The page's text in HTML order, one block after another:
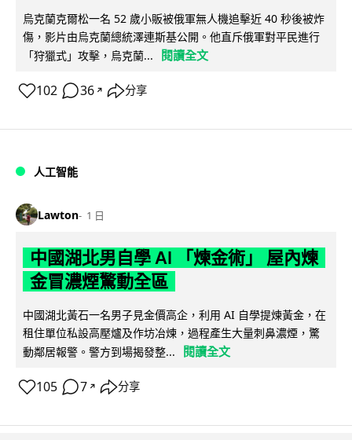
烏克蘭克爾松一名 52 歲小販被俄軍無人機追擊近 40 秒後被炸
傷，影片由烏克蘭總統澤連斯基公開。他直斥俄軍對平民進行
「狩獵式」攻擊，烏克蘭...
閱讀全文
102 36 ↗ 分享
人工智能
Lawton 1 日
中國湖北男自學 AI 「煉金術」 屋內煉
金冒濃煙驚動全區
中國湖北黃石一名男子見金價高企，利用 AI 自學提煉黃金，在
租住單位私設高壓爐及作坊冶煉，過程產生大量刺鼻濃煙，驚
動鄰居報警。警方到場揭發整...
閱讀全文
105 7 ↗ 分享